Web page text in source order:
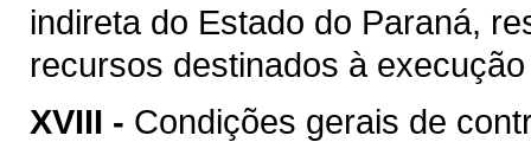
indireta do Estado do Paraná,
recursos destinados à
XVIII - Condições gerais de